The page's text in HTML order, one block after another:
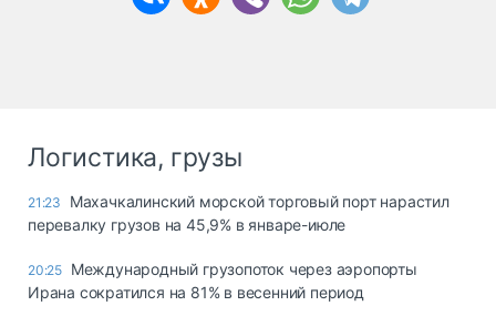
Логистика, грузы
21:23
Махачкалинский морской торговый порт нарастил
перевалку грузов на 45,9% в январе-июле
20:25 Международный грузопоток через аэропорты
Ирана сократился на 81% в весенний период